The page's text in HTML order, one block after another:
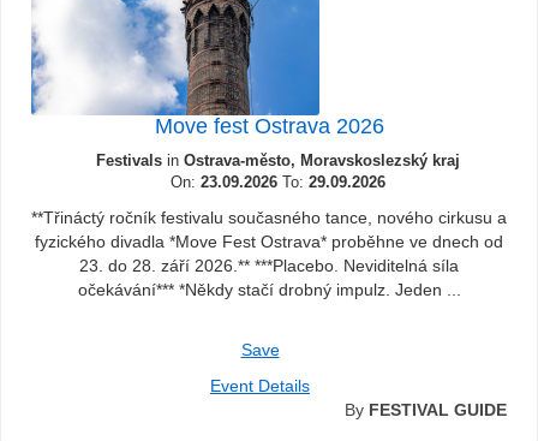
Move fest Ostrava 2026
Festivals in Ostrava-město, Moravskoslezský kraj
On: 23.09.2026 To: 29.09.2026
**Třináctý ročník festivalu současného tance, nového cirkusu a
fyzického divadla *Move Fest Ostrava* proběhne ve dnech od
23. do 28. září 2026.** ***Placebo. Neviditelná síla
očekávání*** *Někdy stačí drobný impulz. Jeden ...
Save
Event Details
By FESTIVAL GUIDE